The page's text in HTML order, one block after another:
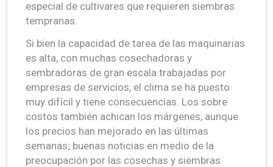
especial de cultivares que requieren siembras
tempranas.
Si bien la capacidad de tarea de las maquinarias
es alta, con muchas cosechadoras y
sembradoras de gran escala trabajadas por
empresas de servicios, el clima se ha puesto
muy difícil y tiene consecuencias. Los sobre
costos también achican los márgenes, aunque
los precios han mejorado en las últimas
semanas; buenas noticias en medio de la
preocupación por las cosechas y siembras.